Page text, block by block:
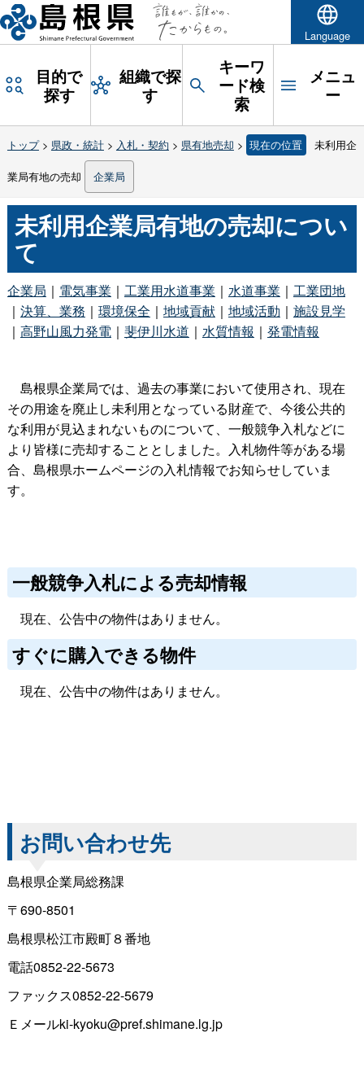
Language
目的で
探す
組織で探
す
キーワ
ード検
索
メニュ
ー
トップ> 県政・統計> 入札・契約 > 県有地売却 > 現在の位置 未利用企
業局有地の売却 企業局
未利用企業局有地の売却につい
て
企業局 ｜ 電気事業 ｜ 工業用水道事業 ｜ 水道事業 ｜ 工業団地
｜ 決算、業務 ｜ 環境保全 ｜ 地域貢献｜ 地域活動 ｜ 施設見学
｜ 高野山風力発電｜ 斐伊川水道 ｜ 水質情報 ｜ 発電情報
島根県企業局では、過去の事業において使用され、現在
その用途を廃止し未利用となっている財産で、今後公共的
な利用が見込まれないものについて、一般競争入札などに
より皆様に売却することとしました。入札物件等がある場
合、島根県ホームページの入札情報でお知らせしていま
す。
一般競争入札による売却情報
現在、公告中の物件はありません。
すぐに購入できる物件
現在、公告中の物件はありません。
お問い合わせ先
島根県企業局総務課
〒690-8501
島根県松江市殿町８番地
電話0852-22-5673
ファックス0852-22-5679
Ｅメールki-kyoku@pref.shimane.lg.jp